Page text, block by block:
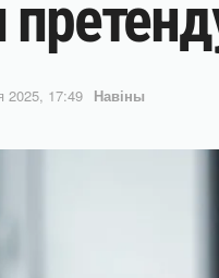
2025, 17:49 Навіны